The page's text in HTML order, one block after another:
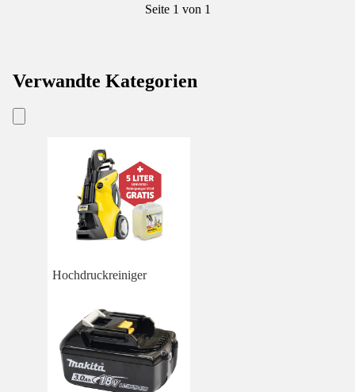
Seite 1 von 1
Verwandte Kategorien
Hochdruckreiniger